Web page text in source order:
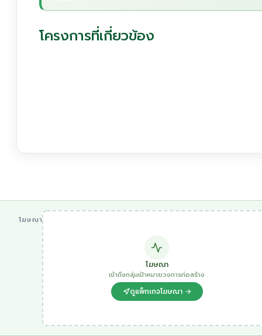
โครงการที่เกี่ยวข้อง
โฆษณา
โฆษณา
เข้าถึงกลุ่มเป้าหมายวงการก่อสร้าง
ดูแพ็กเกจโฆษณา →